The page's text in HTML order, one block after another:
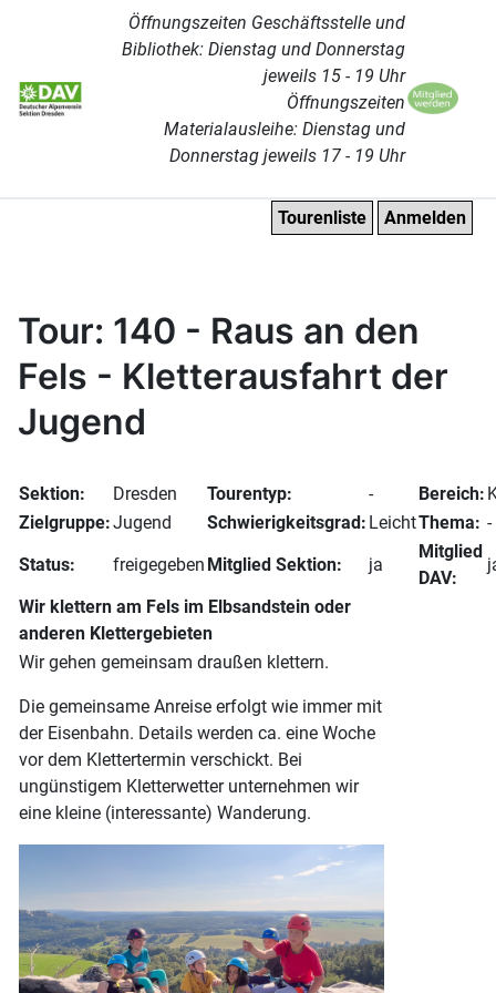
Öffnungszeiten Geschäftsstelle und
Bibliothek: Dienstag und Donnerstag
jeweils 15 - 19 Uhr
Öffnungszeiten
Materialausleihe: Dienstag und
Donnerstag jeweils 17 - 19 Uhr
Tourenliste Anmelden
Tour: 140 - Raus an den
Fels - Kletterausfahrt der
Jugend
Sektion: Dresden Tourentyp: - Bereich:
Zielgruppe:Jugend Schwierigkeitsgrad: LeichtThema: -
Status:
freigegeben Mitglied Sektion: ja
Mitglied
DAV:
Wir klettern am Fels im Elbsandstein oder
anderen Klettergebieten
Wir gehen gemeinsam draußen klettern.
Die gemeinsame Anreise erfolgt wie immer mit
der Eisenbahn. Details werden ca. eine Woche
vor dem Klettertermin verschickt. Bei
ungünstigem Kletterwetter unternehmen wir
eine kleine (interessante) Wanderung.